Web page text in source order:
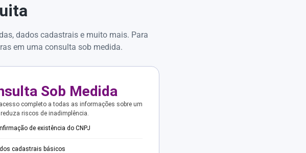
dados cadastrais e muito mais. Para
em uma consulta sob medida.
Sob Medida
completo a todas as informações sobre um
reduza riscos de inadimplência.
de existência do CNPJ
cadastrais básicos